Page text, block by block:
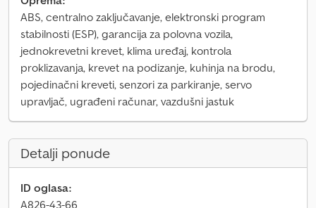
ABS, centralno zaključavanje, elektronski program
stabilnosti (ESP), garancija za polovna vozila,
jednokrevetni krevet, klima uređaj, kontrola
proklizavanja, krevet na podizanje, kuhinja na brodu,
pojedinačni kreveti, senzori za parkiranje, servo
upravljač, ugrađeni računar, vazdušni jastuk
Detalji ponude
ID oglasa:
A826-43-66